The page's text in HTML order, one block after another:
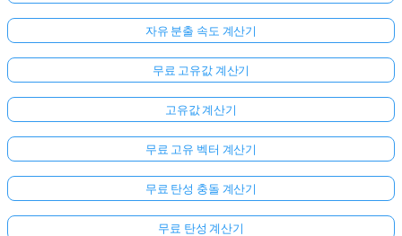
기
서
로
그
하
자유 분출 속도 계산기
무료 고유값 계산기
고유값 계산기
무료 고유 벡터 계산기
무료 탄성 충돌 계산기
무료 탄성 계산기